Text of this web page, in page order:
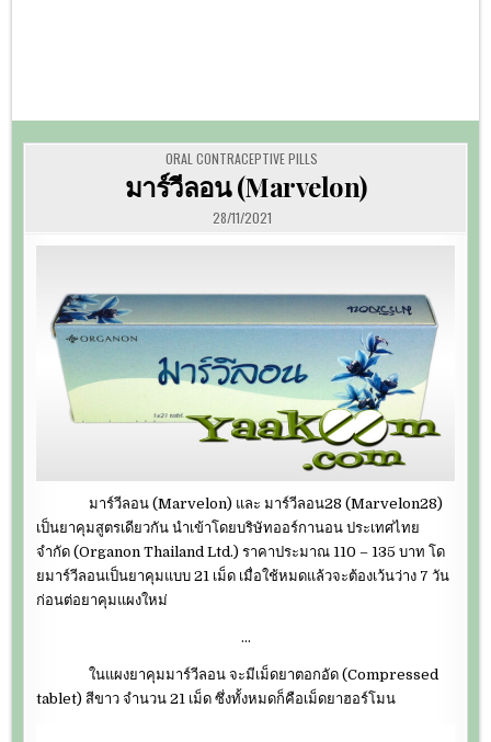
POSTED
IN
ORAL CONTRACEPTIVE PILLS
มาร์วีลอน (Marvelon)
28/11/2021
มาร์วีลอน (Marvelon) และ มาร์วีลอน28 (Marvelon28)
เป็นยาคุมสูตรเดียวกัน นำเข้าโดยบริษัทออร์กานอน ประเทศไทย
จำกัด (Organon Thailand Ltd.) ราคาประมาณ 110 – 135 บาท โด
ยมาร์วีลอนเป็นยาคุมแบบ 21 เม็ด เมื่อใช้หมดแล้วจะต้องเว้นว่าง 7 วัน
ก่อนต่อยาคุมแผงใหม่
…
ในแผงยาคุมมาร์วีลอน จะมีเม็ดยาตอกอัด (Compressed
tablet) สีขาว จำนวน 21 เม็ด ซึ่งทั้งหมดก็คือเม็ดยาฮอร์โมน